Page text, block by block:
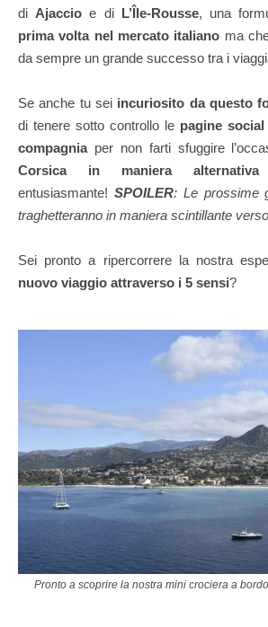
di Ajaccio e di L’Île-Rousse, una
prima volta nel mercato italiano ma
da sempre un grande successo tra i
Se anche tu sei incuriosito da questo
di tenere sotto controllo le pagine
compagniaper non farti sfuggire
Corsica in maniera alternativa
entusiasmante! SPOILER: Le prossime
traghetteranno in maniera scintillante
Sei pronto a ripercorrere la nostra
nuovo viaggio attraverso i 5 sensi?
Pronto a scoprire la nostra mini crociera a